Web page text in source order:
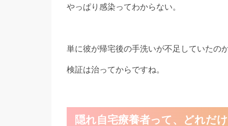
やっぱり感染ってわからない。
単に彼が帰宅後の手洗いが不足していたの
検証は治ってからですね。
隠れ自宅療養者って、どれだ